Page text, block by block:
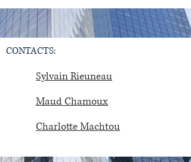
CONTACTS:
Sylvain Rieuneau
Maud Chamoux
Charlotte Machtou